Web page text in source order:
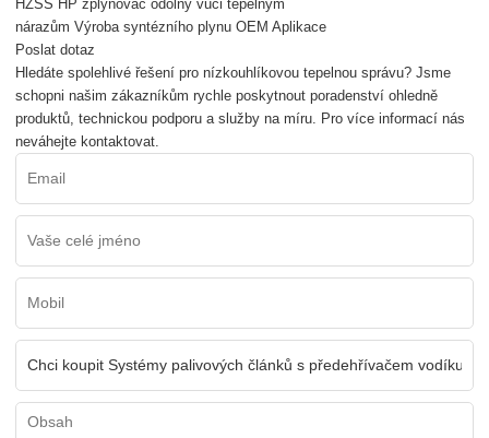
HZSS HP zplyňovač odolný vůči tepelným
nárazům Výroba syntézního plynu OEM Aplikace
Poslat dotaz
Hledáte spolehlivé řešení pro nízkouhlíkovou tepelnou správu? Jsme
schopni našim zákazníkům rychle poskytnout poradenství ohledně
produktů, technickou podporu a služby na míru. Pro více informací nás
neváhejte kontaktovat.